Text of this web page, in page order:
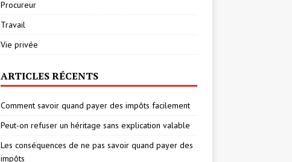
Procureur
Travail
Vie privée
ARTICLES RÉCENTS
Comment savoir quand payer des impôts facilement
Peut-on refuser un héritage sans explication valable
Les conséquences de ne pas savoir quand payer des
impôts